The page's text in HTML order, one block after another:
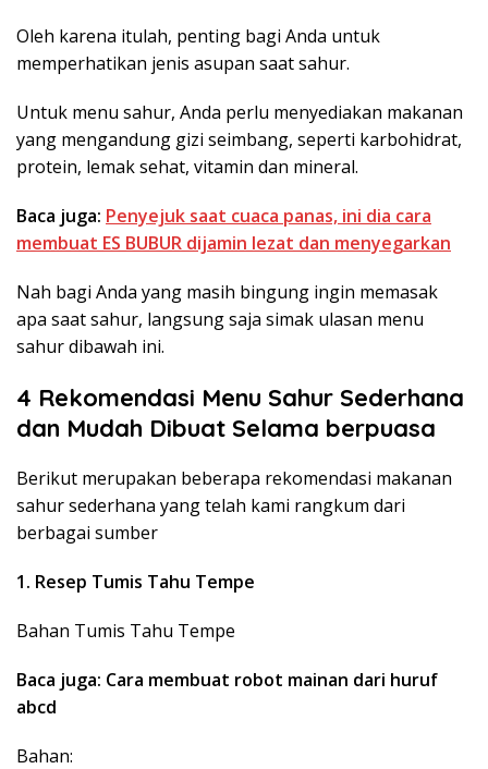
Oleh karena itulah, penting bagi Anda untuk
memperhatikan jenis asupan saat sahur.
Untuk menu sahur, Anda perlu menyediakan makanan
yang mengandung gizi seimbang, seperti karbohidrat,
protein, lemak sehat, vitamin dan mineral.
Baca juga: Penyejuk saat cuaca panas, ini dia cara
membuat ES BUBUR dijamin lezat dan menyegarkan
Nah bagi Anda yang masih bingung ingin memasak
apa saat sahur, langsung saja simak ulasan menu
sahur dibawah ini.
4 Rekomendasi Menu Sahur Sederhana
dan Mudah Dibuat Selama berpuasa
Berikut merupakan beberapa rekomendasi makanan
sahur sederhana yang telah kami rangkum dari
berbagai sumber
1. Resep Tumis Tahu Tempe
Bahan Tumis Tahu Tempe
Baca juga: Cara membuat robot mainan dari huruf
abcd
Bahan: